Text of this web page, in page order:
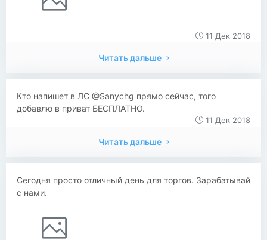
11 Дек 2018
Читать дальше
Кто напишет в ЛС @Sanychg прямо сейчас, того
добавлю в приват БЕСПЛАТНО.
11 Дек 2018
Читать дальше
Сегодня просто отличный день для торгов. Зарабатывай
с нами.